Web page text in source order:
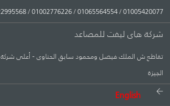
01005420077
/
01065564554
/
01002776226
/
شركة هاى ليفت للمصاعد
تقاطع ش الملك فيصل ومحمود سابق الحناوى - أعلى
الجيزة
English